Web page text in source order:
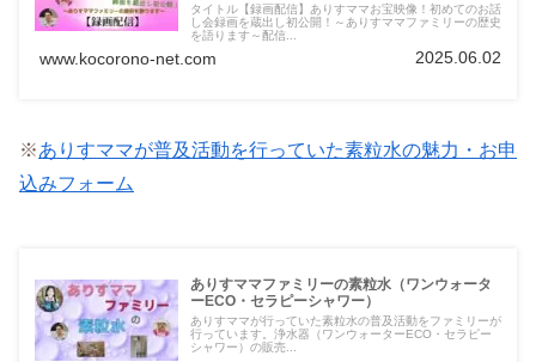
タイトル【録画配信】ありすママお宝映像！初めてのお話
し会録画を蔵出し初公開！～ありすママファミリーの歴史
を語ります～配信...
www.kocorono-net.com 2025.06.02
※ありすママが普及活動を行っていた素粒水の魅力・お申
込みフォーム
ありすママファミリーの素粒水（ワンウォータ
ーECO・セラピーシャワー）
ありすママが行っていた素粒水の普及活動をファミリーが
行っています。浄水器（ワンウォーターECO・セラピー
シャワー）の販売...